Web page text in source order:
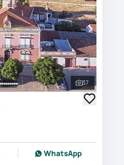
Vedi tutte le
37
WhatsApp